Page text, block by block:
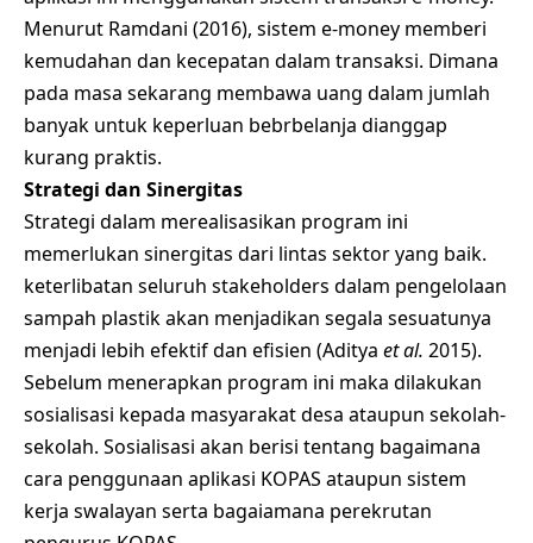
Menurut Ramdani (2016), sistem e-money memberi
kemudahan dan kecepatan dalam transaksi. Dimana
pada masa sekarang membawa uang dalam jumlah
banyak untuk keperluan bebrbelanja dianggap
kurang praktis.
Strategi dan Sinergitas
Strategi dalam merealisasikan program ini
memerlukan sinergitas dari lintas sektor yang baik.
keterlibatan seluruh stakeholders dalam pengelolaan
sampah plastik akan menjadikan segala sesuatunya
menjadi lebih efektif dan efisien (Aditya et al. 2015).
Sebelum menerapkan program ini maka dilakukan
sosialisasi kepada masyarakat desa ataupun sekolah-
sekolah. Sosialisasi akan berisi tentang bagaimana
cara penggunaan aplikasi KOPAS ataupun sistem
kerja swalayan serta bagaiamana perekrutan